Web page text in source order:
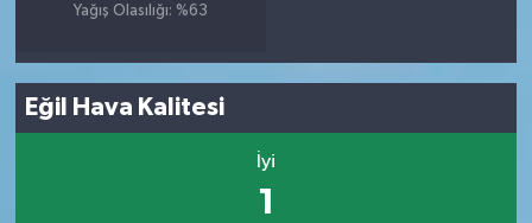
Yağış Olasılığı: %63
Eğil Hava Kalitesi
İyi
1